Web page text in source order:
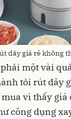
dây giá rẻ không
một vài
tỏi rút dây
vì thấy giá
công dụng